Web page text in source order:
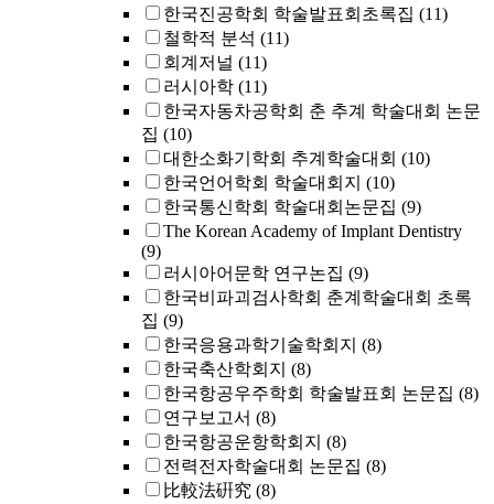
한국진공학회 학술발표회초록집 (11)
철학적 분석 (11)
회계저널 (11)
러시아학 (11)
한국자동차공학회 춘 추계 학술대회 논문
집 (10)
대한소화기학회 추계학술대회 (10)
한국언어학회 학술대회지 (10)
한국통신학회 학술대회논문집 (9)
The Korean Academy of Implant Dentistry
(9)
러시아어문학 연구논집 (9)
한국비파괴검사학회 춘계학술대회 초록
집 (9)
한국응용과학기술학회지 (8)
한국축산학회지 (8)
한국항공우주학회 학술발표회 논문집 (8)
연구보고서 (8)
한국항공운항학회지 (8)
전력전자학술대회 논문집 (8)
比較法硏究 (8)